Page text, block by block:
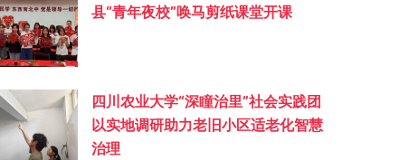
县“青年夜校”唤马剪纸课堂开课
四川农业大学“深瞳治里”社会实践团
以实地调研助力老旧小区适老化智慧
治理